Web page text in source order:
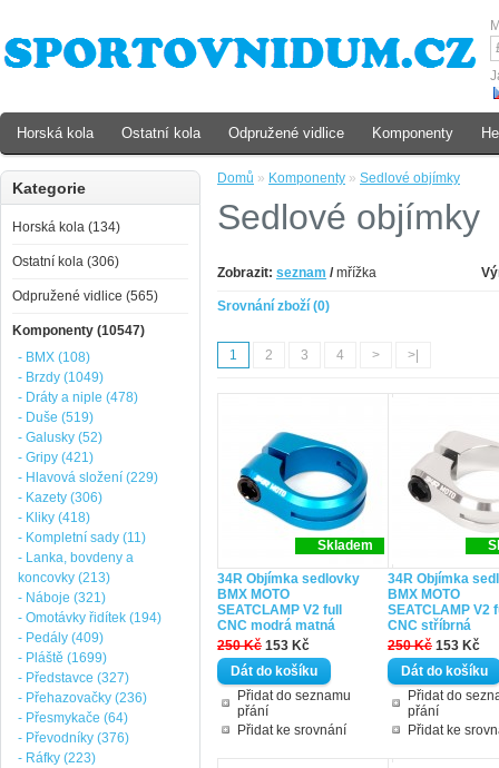
Domů » Komponenty » Sedlové objímky
Sedlové objímky
Zobrazit: seznam /mřížka
Srovnání zboží (0)
1 2 3 4 > >|
Skladem
34R Objímka sedlovky
BMX MOTO
SEATCLAMP V2 full
CNC modrá matná
250 Kč 153 Kč
Přidat do seznamu
přání
Přidat ke srovnání
34R Objímka
BMX MOTO
SEATCLAMP V2
CNC stříbrná
250 Kč 153 Kč
Přidat do
přání
Přidat ke
Kategorie
Horská kola (134)
Ostatní kola (306)
Odpružené vidlice (565)
Komponenty (10547)
- BMX (108)
- Brzdy (1049)
- Dráty a niple (478)
- Duše (519)
- Galusky (52)
- Gripy (421)
- Hlavová složení (229)
- Kazety (306)
- Kliky (418)
- Kompletní sady (11)
- Lanka, bovdeny a
koncovky (213)
- Náboje (321)
- Omotávky řidítek (194)
- Pedály (409)
- Pláště (1699)
- Představce (327)
- Přehazovačky (236)
- Přesmykače (64)
- Převodníky (376)
- Ráfky (223)
Horská kola Ostatní kola Odpružené vidlice Komponenty